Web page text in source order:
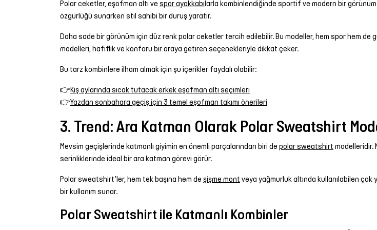
Polar ceketler, eşofman altı ve spor ayakkabılarla kombinlendiğinde sportif ve modern bir
özgürlüğü sunarken stil sahibi bir duruş yaratır.
Daha sade bir görünüm için düz renk polar ceketler tercih edilebilir. Bu modeller, hem spor hem de
modelleri, hafiflik ve konforu bir araya getiren seçenekleriyle dikkat çeker.
Bu tarz kombinlere ilham almak için şu içerikler faydalı olabilir:
👉Kış aylarında sıcak tutacak erkek eşofman altı seçimleri
👉Yazdan sonbahara geçiş için 3 temel eşofman takımı önerileri
3. Trend: Ara Katman Olarak Polar Sweatshirt
Mevsim geçişlerinde katmanlı giyimin en önemli parçalarından biri de polar sweatshirt modelleridir.
serinliklerinde ideal bir ara katman görevi görür.
Polar sweatshirt’ler, hem tek başına hem de şişme mont veya yağmurluk altında kullanılabilen
bir kullanım sunar.
Polar Sweatshirt ile Katmanlı Kombinler